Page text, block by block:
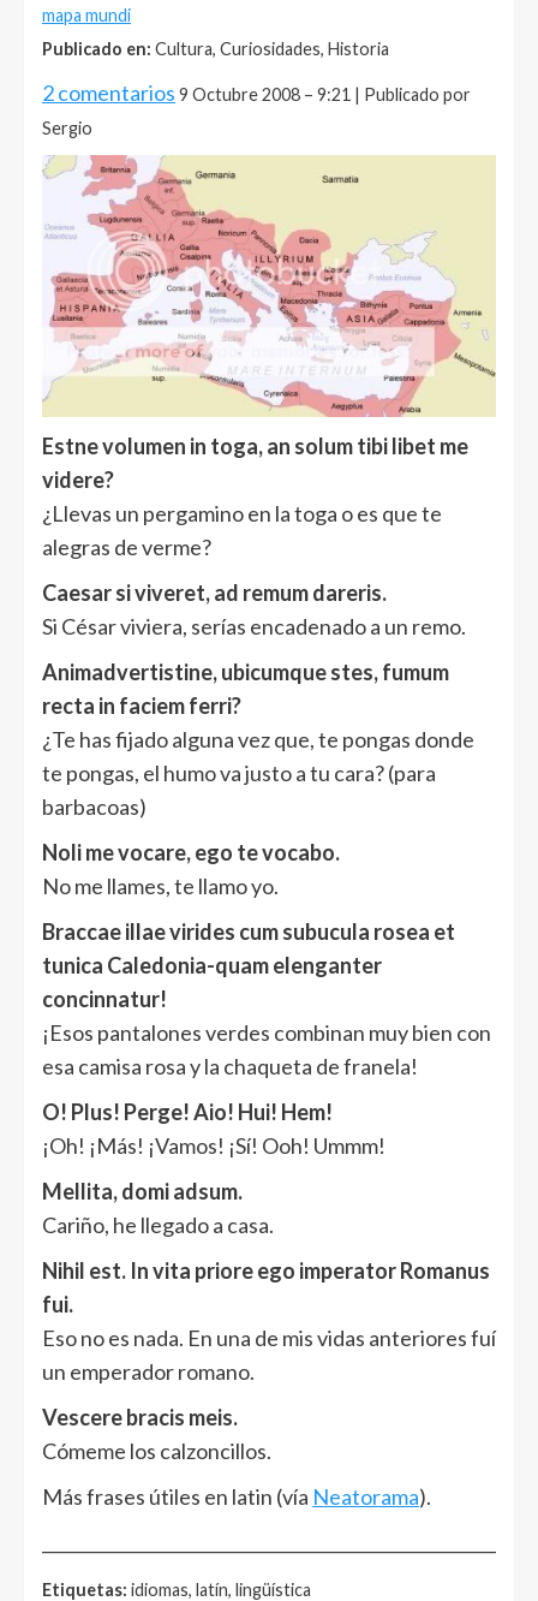
mapa mundi
Publicado en: Cultura, Curiosidades, Historia
2 comentarios 9 Octubre 2008 – 9:21 | Publicado por
Sergio
Estne volumen in toga, an solum tibi libet me
videre?
¿Llevas un pergamino en la toga o es que te
alegras de verme?
Caesar si viveret, ad remum dareris.
Si César viviera, serías encadenado a un remo.
Animadvertistine, ubicumque stes, fumum
recta in faciem ferri?
¿Te has fijado alguna vez que, te pongas donde
te pongas, el humo va justo a tu cara? (para
barbacoas)
Noli me vocare, ego te vocabo.
No me llames, te llamo yo.
Braccae illae virides cum subucula rosea et
tunica Caledonia-quam elenganter
concinnatur!
¡Esos pantalones verdes combinan muy bien con
esa camisa rosa y la chaqueta de franela!
O! Plus! Perge! Aio! Hui! Hem!
¡Oh! ¡Más! ¡Vamos! ¡Sí! Ooh! Ummm!
Mellita, domi adsum.
Cariño, he llegado a casa.
Nihil est. In vita priore ego imperator Romanus
fui.
Eso no es nada. En una de mis vidas anteriores fuí
un emperador romano.
Vescere bracis meis.
Cómeme los calzoncillos.
Más frases útiles en latin (vía Neatorama).
Etiquetas: idiomas, latín, lingüística